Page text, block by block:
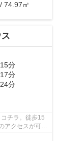
74.97㎡
分
分
分
チラ。徒歩15
クセスが可能